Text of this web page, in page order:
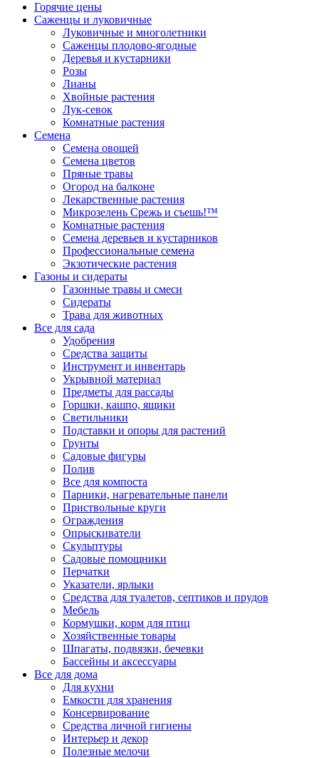
Горячие цены
Саженцы и луковичные
Луковичные и многолетники
Саженцы плодово-ягодные
Деревья и кустарники
Розы
Лианы
Хвойные растения
Лук-севок
Комнатные растения
Семена
Семена овощей
Семена цветов
Пряные травы
Огород на балконе
Лекарственные растения
Микрозелень Срежь и съешь!™
Комнатные растения
Семена деревьев и кустарников
Профессиональные семена
Экзотические растения
Газоны и сидераты
Газонные травы и смеси
Сидераты
Трава для животных
Все для сада
Удобрения
Средства защиты
Инструмент и инвентарь
Укрывной материал
Предметы для рассады
Горшки, кашпо, ящики
Светильники
Подставки и опоры для растений
Грунты
Садовые фигуры
Полив
Все для компоста
Парники, нагревательные панели
Приствольные круги
Ограждения
Опрыскиватели
Скульптуры
Садовые помощники
Перчатки
Указатели, ярлыки
Средства для туалетов, септиков и прудов
Мебель
Кормушки, корм для птиц
Хозяйственные товары
Шпагаты, подвязки, бечевки
Бассейны и аксессуары
Все для дома
Для кухни
Емкости для хранения
Консервирование
Средства личной гигиены
Интерьер и декор
Полезные мелочи